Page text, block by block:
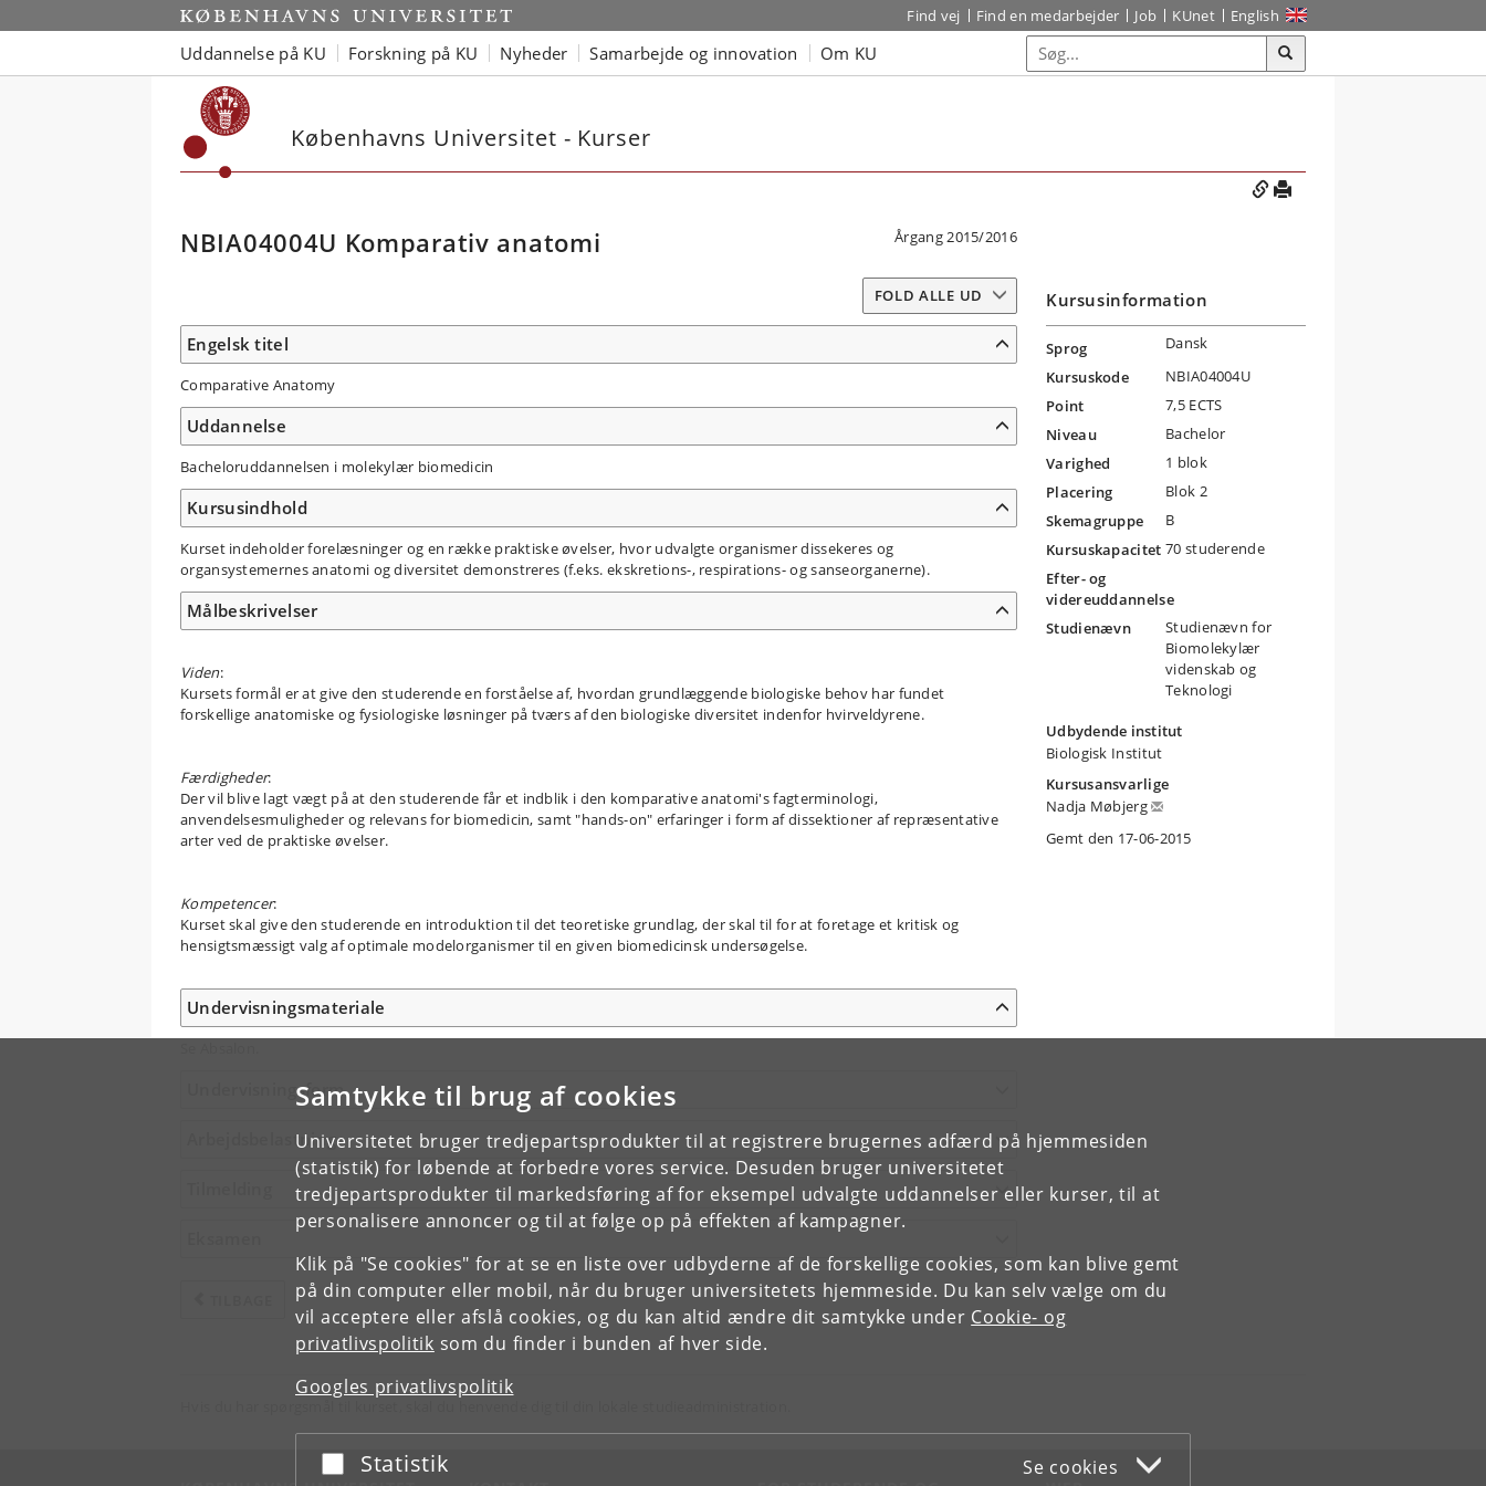
Samtykke til brug af cookies
Universitetet bruger tredjepartsprodukter til at registrere brugernes adfærd på hjemmesiden
(statistik) for løbende at forbedre vores service. Desuden bruger universitetet
tredjepartsprodukter til markedsføring af for eksempel udvalgte uddannelser eller kurser, til at
personalisere annoncer og til at følge op på effekten af kampagner.
Klik på "Se cookies" for at se en liste over udbyderne af de forskellige cookies, som kan blive gemt
på din computer eller mobil, når du bruger universitetets hjemmeside. Du kan selv vælge om du
vil acceptere eller afslå cookies, og du kan altid ændre dit samtykke under Cookie- og
privatlivspolitik som du finder i bunden af hver side.
Googles privatlivspolitik
Acceptér eller afslå
Statistik Se cookies
Find vej Find en medarbejder Job KUnet English
Uddannelse på KU Forskning på KU Nyheder Samarbejde og innovation Om KU
Københavns Universitet - Kurser
NBIA04004U Komparativ anatomi Årgang 2015/2016
FOLD ALLE UD
Engelsk titel
Comparative Anatomy
Uddannelse
Bacheloruddannelsen i molekylær biomedicin
Kursusindhold
Kurset indeholder forelæsninger og en række praktiske øvelser, hvor udvalgte organismer dissekeres og
organsystemernes anatomi og diversitet demonstreres (f.eks. ekskretions-, respirations- og sanseorganerne).
Målbeskrivelser
Viden:
Kursets formål er at give den studerende en forståelse af, hvordan grundlæggende biologiske behov har fundet
forskellige anatomiske og fysiologiske løsninger på tværs af den biologiske diversitet indenfor hvirveldyrene.
Færdigheder:
Der vil blive lagt vægt på at den studerende får et indblik i den komparative anatomi's fagterminologi,
anvendelsesmuligheder og relevans for biomedicin, samt "hands-on" erfaringer i form af dissektioner af repræsentative
arter ved de praktiske øvelser.
Kompetencer:
Kurset skal give den studerende en introduktion til det teoretiske grundlag, der skal til for at foretage et kritisk og
hensigtsmæssigt valg af optimale modelorganismer til en given biomedicinsk undersøgelse.
Undervisningsmateriale
Undervisningsform
Arbejdsbelastning
Kursusinformation
Sprog
Dansk
Kursuskode
NBIA04004U
Point
7,5 ECTS
Niveau
Bachelor
Varighed
1 blok
Placering
Blok 2
Skemagruppe
B
Kursuskapacitet 70 studerende
Efter- og
videreuddannelse
Studienævn
Studienævn for
Biomolekylær
videnskab og
Teknologi
Udbydende institut
Biologisk Institut
Kursusansvarlige
Nadja Møbjerg
Gemt den 17-06-2015